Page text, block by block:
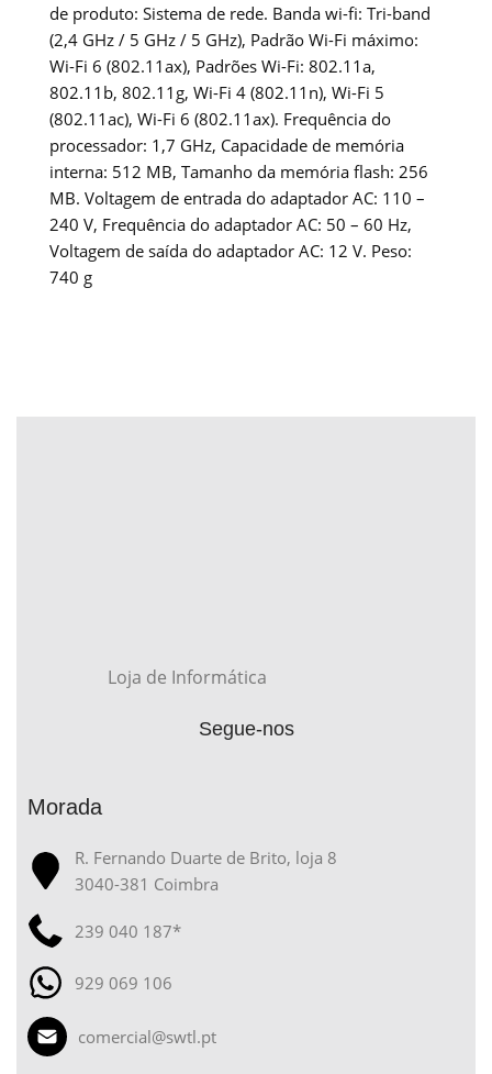
de produto: Sistema de rede. Banda wi-fi: Tri-band
(2,4 GHz / 5 GHz / 5 GHz), Padrão Wi-Fi máximo:
Wi-Fi 6 (802.11ax), Padrões Wi-Fi: 802.11a,
802.11b, 802.11g, Wi-Fi 4 (802.11n), Wi-Fi 5
(802.11ac), Wi-Fi 6 (802.11ax). Frequência do
processador: 1,7 GHz, Capacidade de memória
interna: 512 MB, Tamanho da memória flash: 256
MB. Voltagem de entrada do adaptador AC: 110 –
240 V, Frequência do adaptador AC: 50 – 60 Hz,
Voltagem de saída do adaptador AC: 12 V. Peso:
740 g
Loja de Informática
Segue-nos
Morada
R. Fernando Duarte de Brito, loja 8
3040-381 Coimbra
239 040 187*
929 069 106
comercial@swtl.pt